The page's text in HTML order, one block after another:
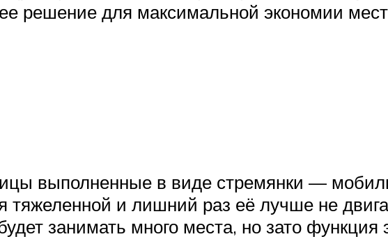
решение для максимальной экономии
выполненные в виде стремянки —
тяжеленной и лишний раз её лучше не
занимать много места, но зато функция